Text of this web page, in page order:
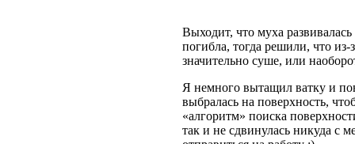
Выходит, что муха
погибла, тогда решили, что
значительно суше, или
Я немного вытащил ватку и
выбралась на поверхность,
«алгоритм» поиска
так и не сдвинулась никуда с